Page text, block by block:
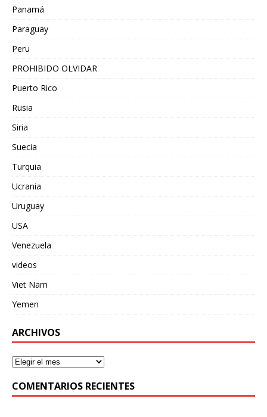
Panamá
Paraguay
Peru
PROHIBIDO OLVIDAR
Puerto Rico
Rusia
Siria
Suecia
Turquia
Ucrania
Uruguay
USA
Venezuela
videos
Viet Nam
Yemen
ARCHIVOS
COMENTARIOS RECIENTES